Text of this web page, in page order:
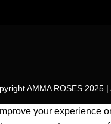
AMMA ROSES 2025
your experience